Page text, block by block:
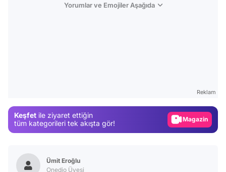
Yorumlar ve Emojiler Aşağıda
Reklam
Keşfet ile ziyaret ettiğin
tüm kategorileri tek akışta gör!
Video
Ümit Eroğlu
Onedio Üyesi